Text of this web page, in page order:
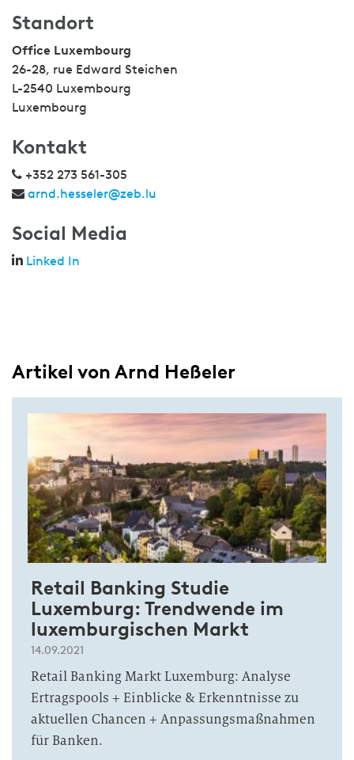
Standort
Office Luxembourg
26-28, rue Edward Steichen
L-2540 Luxembourg
Luxembourg
Kontakt
+352 273 561-305
arnd.hesseler@zeb.lu
Social Media
Linked In
Artikel von Arnd Heßeler
Retail Banking Studie
Luxemburg: Trendwende im
luxemburgischen Markt
14.09.2021
Retail Banking Markt Luxemburg: Analyse
Ertragspools + Einblicke & Erkenntnisse zu
aktuellen Chancen + Anpassungsmaßnahmen
für Banken.